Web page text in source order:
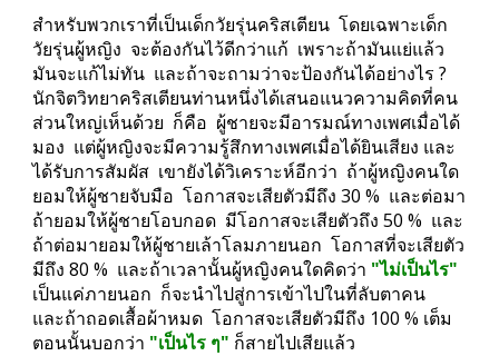
สำหรับพวกเราที่เป็นเด็กวัยรุ่นคริสเตียน  โดยเฉพาะเด็ก
วัยรุ่นผู้หญิง  จะต้องกันไว้ดีกว่าแก้  เพราะถ้ามันแย่แล้ว
มันจะแก้ไม่ทัน  และถ้าจะถามว่าจะป้องกันได้อย่างไร ?
นักจิตวิทยาคริสเตียนท่านหนึ่งได้เสนอแนวความคิดที่คน
ส่วนใหญ่เห็นด้วย  ก็คือ  ผู้ชายจะมีอารมณ์ทางเพศเมื่อได้
มอง  แต่ผู้หญิงจะมีความรู้สึกทางเพศเมื่อได้ยินเสียง และ
ได้รับการสัมผัส  เขายังได้วิเคราะห์อีกว่า  ถ้าผู้หญิงคนใด
ยอมให้ผู้ชายจับมือ  โอกาสจะเสียตัวมีถึง 30 %  และต่อมา
ถ้ายอมให้ผู้ชายโอบกอด  มีโอกาสจะเสียตัวถึง 50 %  และ
ถ้าต่อมายอมให้ผู้ชายเล้าโลมภายนอก  โอกาสที่จะเสียตัว
มีถึง 80 %  และถ้าเวลานั้นผู้หญิงคนใดคิดว่า "ไม่เป็นไร"
เป็นแค่ภายนอก  ก็จะนำไปสู่การเข้าไปในที่ลับตาคน
และถ้าถอดเสื้อผ้าหมด  โอกาสจะเสียตัวมีถึง 100 % เต็ม
ตอนนั้นบอกว่า "เป็นไร ๆ" ก็สายไปเสียแล้ว